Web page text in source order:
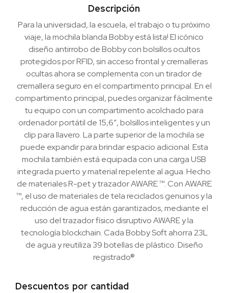
Descripción
Para la universidad, la escuela, el trabajo o tu próximo
viaje, la mochila blanda Bobby está lista! El icónico
diseño antirrobo de Bobby con bolsillos ocultos
protegidos por RFID, sin acceso frontal y cremalleras
ocultas ahora se complementa con un tirador de
cremallera seguro en el compartimento principal. En el
compartimento principal, puedes organizar fácilmente
tu equipo con un compartimento acolchado para
ordenador portátil de 15,6″, bolsillos inteligentes y un
clip para llavero. La parte superior de la mochila se
puede expandir para brindar espacio adicional. Esta
mochila también está equipada con una carga USB
integrada puerto y material repelente al agua. Hecho
de materiales R-pet y trazador AWARE ™. Con AWARE
™, el uso de materiales de tela reciclados genuinos y la
reducción de agua están garantizados, mediante el
uso del trazador físico disruptivo AWARE y la
tecnología blockchain. Cada Bobby Soft ahorra 23L
de agua y reutiliza 39 botellas de plástico. Diseño
registrado®
Descuentos por cantidad